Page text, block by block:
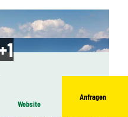
Website
Anfragen
und Region erleben